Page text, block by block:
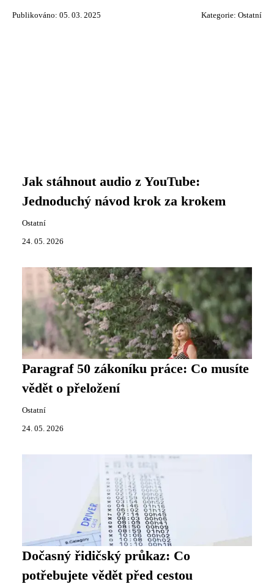
Publikováno: 05. 03. 2025 Kategorie: Ostatní
Jak stáhnout audio z YouTube:
Jednoduchý návod krok za krokem
Ostatní
24. 05. 2026
Paragraf 50 zákoníku práce: Co musíte
vědět o přeložení
Ostatní
24. 05. 2026
Dočasný řidičský průkaz: Co
potřebujete vědět před cestou